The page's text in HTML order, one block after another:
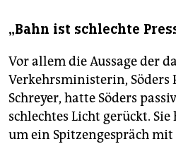
„Bahn ist schlechte
Vor allem die Aussage der
Verkehrsministerin,
Schreyer, hatte Söders
schlechtes Licht gerückt.
um ein Spitzengespräch mit